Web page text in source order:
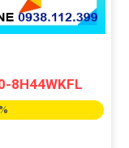
8H44WKFL